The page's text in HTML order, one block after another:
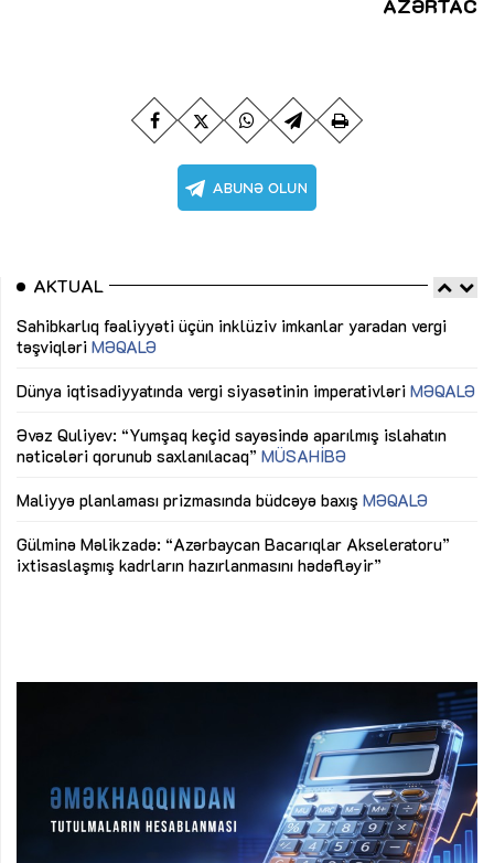
AKTUAL
Sahibkarlıq fəaliyyəti üçün inklüziv imkanlar yaradan vergi
təşviqləri MƏQALƏ
Dünya iqtisadiyyatında vergi siyasətinin imperativləri MƏQALƏ
Əvəz Quliyev: “Yumşaq keçid sayəsində aparılmış islahatın
nəticələri qorunub saxlanılacaq” MÜSAHİBƏ
Maliyyə planlaması prizmasında büdcəyə baxış MƏQALƏ
Gülminə Məlikzadə: “Azərbaycan Bacarıqlar Akseleratoru”
ixtisaslaşmış kadrların hazırlanmasını hədəfləyir”